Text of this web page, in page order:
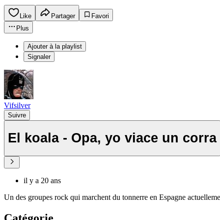
Like Partager
Favori
Plus
Ajouter à la playlist
Signaler
Vifsilver
Suivre
El koala - Opa, yo viace un corra
il y a 20 ans
Un des groupes rock qui marchent du tonnerre en Espagne